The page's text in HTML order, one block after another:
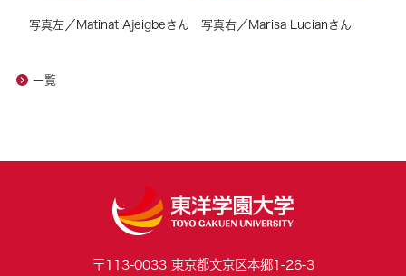
写真左／Matinat Ajeigbeさん 写真右／Marisa Lucianさん
一覧
〒113-0033 東京都文京区本郷1-26-3